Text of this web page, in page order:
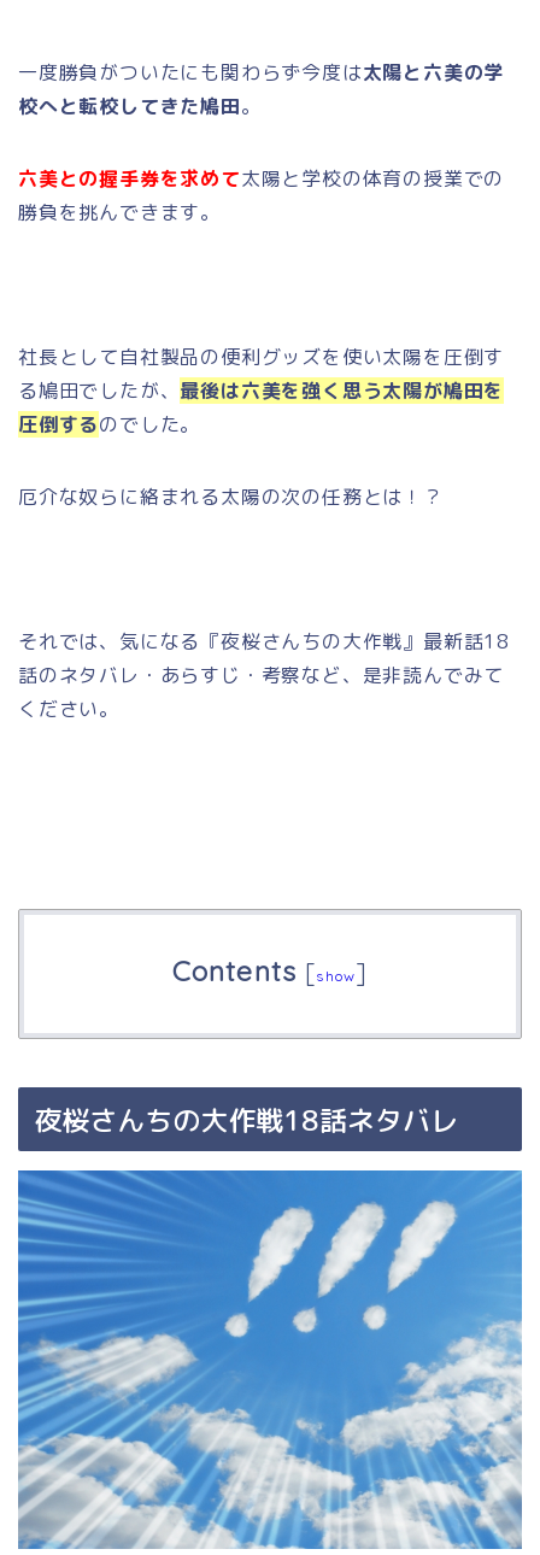
一度勝負がついたにも関わらず今度は太陽と六美の学
校へと転校してきた鳩田。
六美との握手券を求めて太陽と学校の体育の授業での
勝負を挑んできます。
社長として自社製品の便利グッズを使い太陽を圧倒す
る鳩田でしたが、 最後は六美を強く思う太陽が鳩田を
圧倒するのでした。
厄介な奴らに絡まれる太陽の次の任務とは！？
それでは、気になる『夜桜さんちの大作戦』最新話18
話のネタバレ・あらすじ・考察など、是非読んでみて
ください。
Contents [show]
夜桜さんちの大作戦18話ネタバレ